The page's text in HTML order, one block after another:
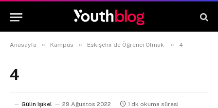
Anasayfa » Kampüs » Eskişehir’de Öğrenci Olmak » 4
4
Gülin Işıkel 29 Ağustos 2022 1 dk okuma süresi